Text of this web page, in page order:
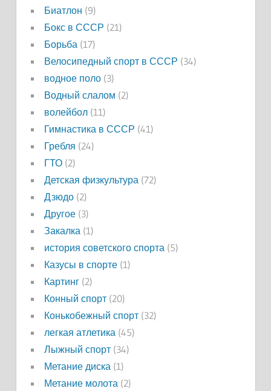
Биатлон (9)
Бокс в СССР (21)
Борьба (17)
Велосипедный спорт в СССР (34)
водное поло(3)
Водный слалом (2)
волейбол(11)
Гимнастика в СССР (41)
Гребля (24)
ГТО(2)
Детская физкультура (72)
Дзюдо(2)
Другое(3)
Закалка (1)
история советского спорта (5)
Казусы в спорте(1)
Картинг(2)
Конный спорт(20)
Конькобежный спорт(32)
легкая атлетика (45)
Лыжный спорт(34)
Метание диска (1)
Метание молота (2)